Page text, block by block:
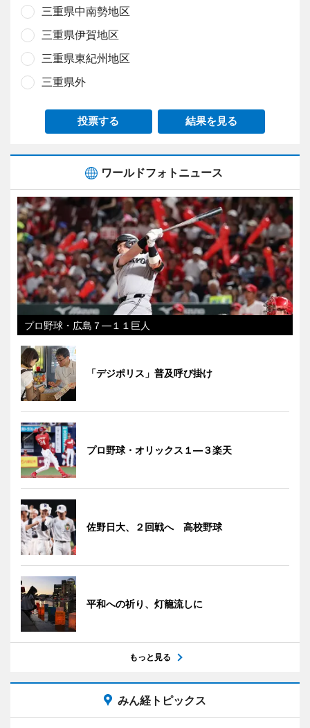
三重県中南勢地区
三重県伊賀地区
三重県東紀州地区
三重県外
投票する 結果を見る
ワールドフォトニュース
プロ野球・広島７―１１巨人
「デジポリス」普及呼び掛け
プロ野球・オリックス１―３楽天
佐野日大、２回戦へ 高校野球
平和への祈り、灯籠流しに
もっと見る
みん経トピックス